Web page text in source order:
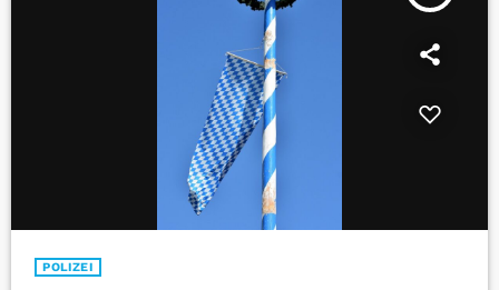
POLIZEI